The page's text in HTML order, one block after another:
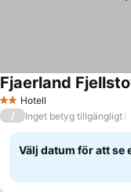
2 Stjärnor
Hotell
Fjaerland
/ Inget betyg tillgängligt
Välj datum för att se